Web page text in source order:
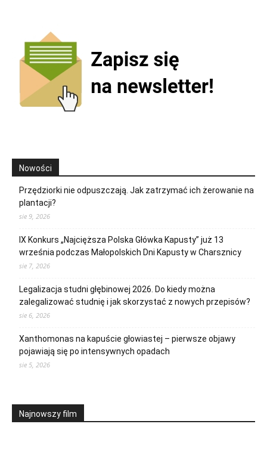
Nowości
Przędziorki nie odpuszczają. Jak zatrzymać ich żerowanie na
plantacji?
sie 9, 2026
IX Konkurs „Najcięższa Polska Główka Kapusty” już 13
września podczas Małopolskich Dni Kapusty w Charsznicy
sie 7, 2026
Legalizacja studni głębinowej 2026. Do kiedy można
zalegalizować studnię i jak skorzystać z nowych przepisów?
sie 6, 2026
Xanthomonas na kapuście głowiastej – pierwsze objawy
pojawiają się po intensywnych opadach
sie 5, 2026
Najnowszy film